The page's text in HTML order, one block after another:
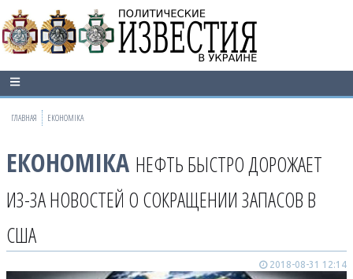
ГЛАВНАЯ ЕКОНОМІКА
ЕКОНОМІКА НЕФТЬ БЫСТРО ДОРОЖАЕТ
ИЗ-ЗА НОВОСТЕЙ О СОКРАЩЕНИИ ЗАПАСОВ В
США
2018-08-31 12:14